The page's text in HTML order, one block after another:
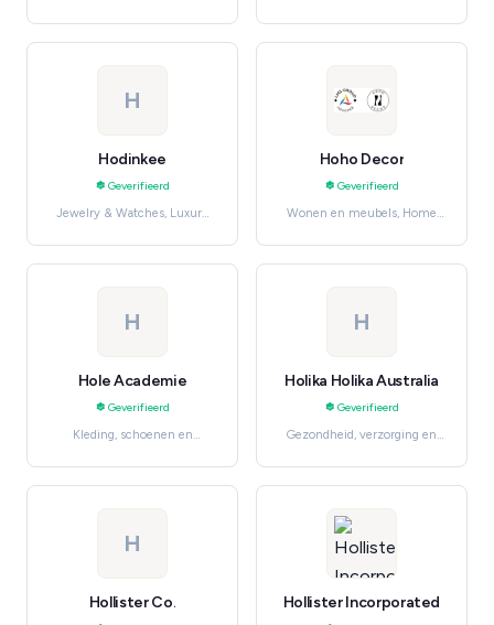
H
Hodinkee
Geverifieerd
Jewelry & Watches, Luxury
Hoho Decor
Geverifieerd
Wonen en meubels, Home
H
Hole Academie
Geverifieerd
Kleding, schoenen en
H
Holika Holika Australia
Geverifieerd
Gezondheid, verzorging en
H
Hollister Co. Hollister Incorporated